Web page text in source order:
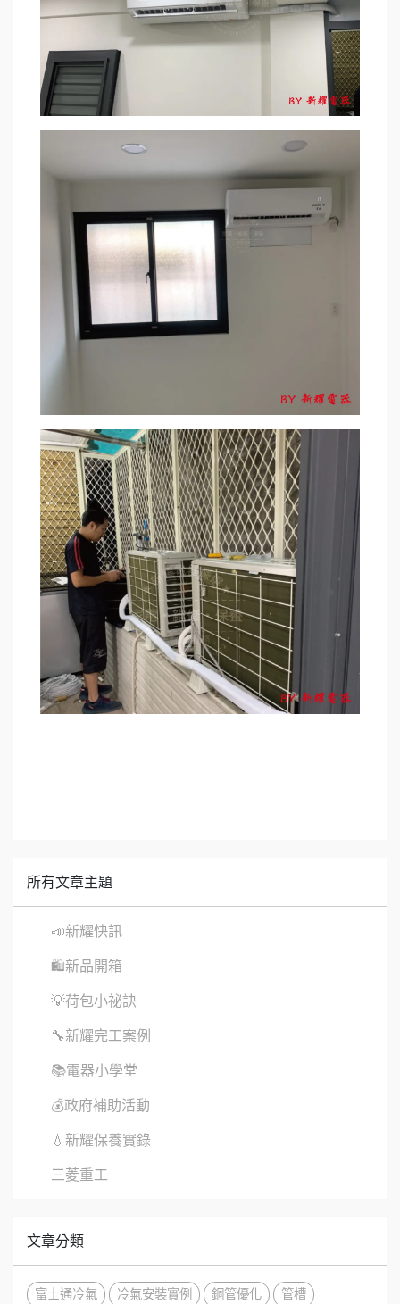
所有文章主題
📣新耀快訊
🛍新品開箱
💡荷包小祕訣
🔧新耀完工案例
📚電器小學堂
💰政府補助活動
💧新耀保養實錄
三菱重工
文章分類
富士通冷氣 冷氣安裝實例 銅管優化
管槽